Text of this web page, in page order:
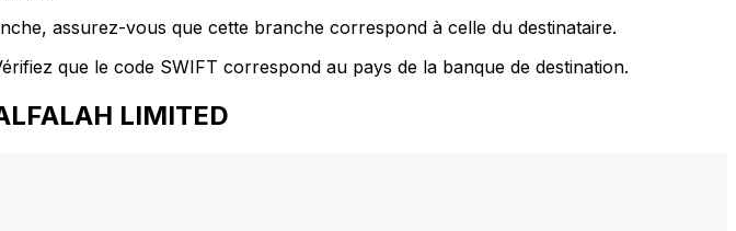
assurez-vous que cette branche correspond à celle du destinataire.
que le code SWIFT correspond au pays de la banque de destination.
LIMITED